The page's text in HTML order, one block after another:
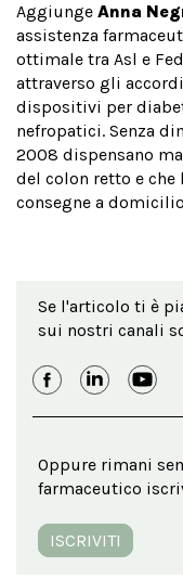
Aggiunge Anna
assistenza
ottimale tra Asl e
attraverso gli
dispositivi per
nefropatici. Senza
2008 dispensano
del colon retto e che
consegne a
Se l'articolo ti è
sui nostri canali
Oppure rimani
farmaceutico
ISCRIVITI